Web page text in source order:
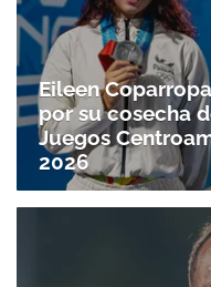
Eileen
por su cosecha
Juegos
2026